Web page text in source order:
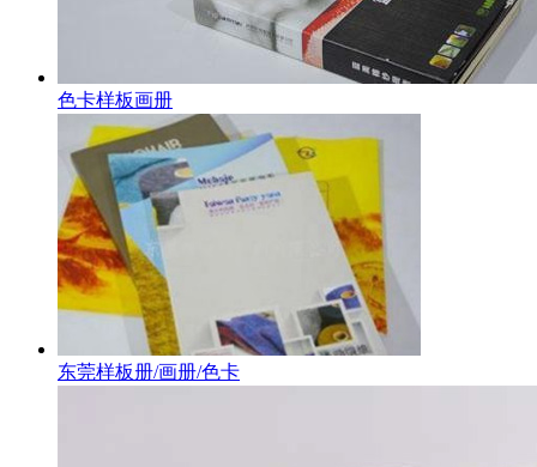
色卡样板画册
东莞样板册/画册/色卡